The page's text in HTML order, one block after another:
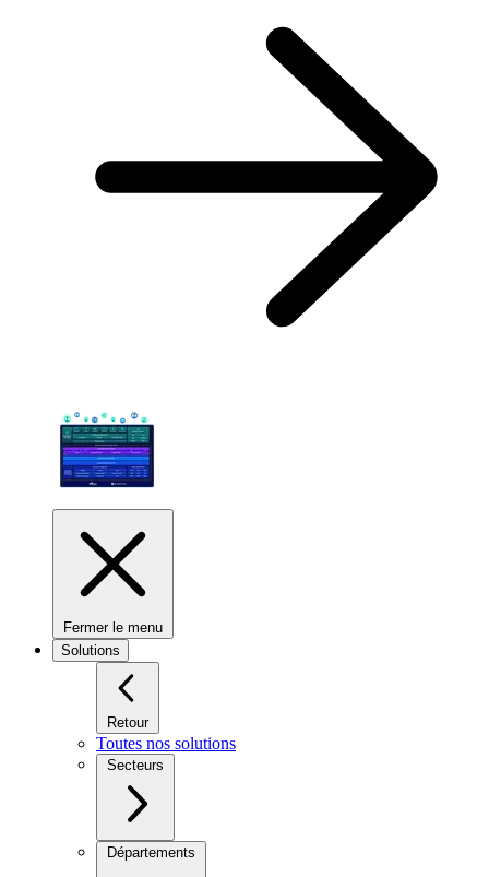
Fermer le menu
Solutions
Retour
Toutes nos solutions
Secteurs
Départements